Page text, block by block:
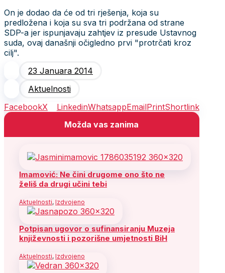
On je dodao da će od tri rješenja, koja su
predložena i koja su sva tri podržana od strane
SDP-a jer ispunjavaju zahtjev iz presude Ustavnog
suda, ovaj današnji očigledno prvi "protrčati kroz
cilj".
23 Januara 2014
Aktuelnosti
FacebookX LinkedinWhatsappEmailPrintShortlink
Možda vas zanima
Imamović: Ne čini drugome ono što ne
želiš da drugi učini tebi
Aktuelnosti, Izdvojeno
Potpisan ugovor o sufinansiranju Muzeja
književnosti i pozorišne umjetnosti BiH
Aktuelnosti, Izdvojeno